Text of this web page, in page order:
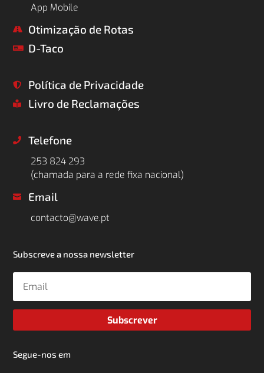
App Mobile
 Otimização de Rotas
 D-Taco
 Política de Privacidade
 Livro de Reclamações
 Telefone
253 824 293
(chamada para a rede fixa nacional)
 Email
contacto@wave.pt
Subscreve a nossa newsletter
Subscrever
Segue-nos em